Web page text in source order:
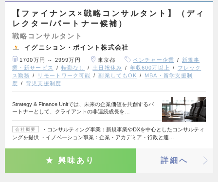
【ファイナンス×戦略コンサルタント】（ディ
レクター/パートナー候補）
戦略コンサルタント
イグニション・ポイント株式会社
1700万円 ～ 2999万円 東京都 ベンチャー企業
新規事
業・新サービス
転勤なし 土日祝休み 年収600万以上
フレック
ス勤務
リモートワーク可能 副業してもOK
MBA・留学支援制
度
育児支援制度
Strategy & Finance Unitでは、未来の企業価値を共創するパ
ートナーとして、クライアントの非連続成長を…
会社概要
・コンサルティング事業：新規事業やDXを中心としたコンサルティ
ングを提供 ・イノベーション事業：企業・アカデミア・行政と連…
興味あり 詳細へ